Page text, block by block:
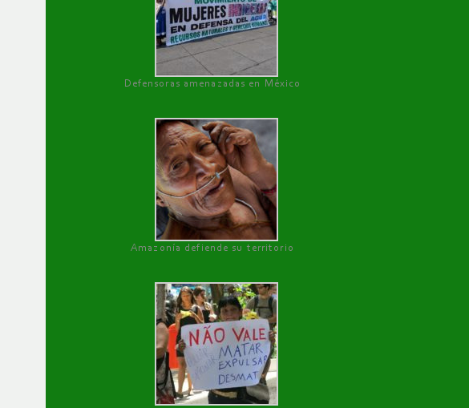
Defensoras amenazadas en México
Amazonía defiende su territorio